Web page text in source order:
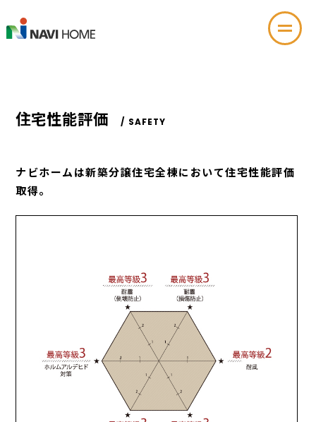
住宅性能評価 SAFETY
ナビホームは新築分譲住宅全棟において住宅性能評価
取得。